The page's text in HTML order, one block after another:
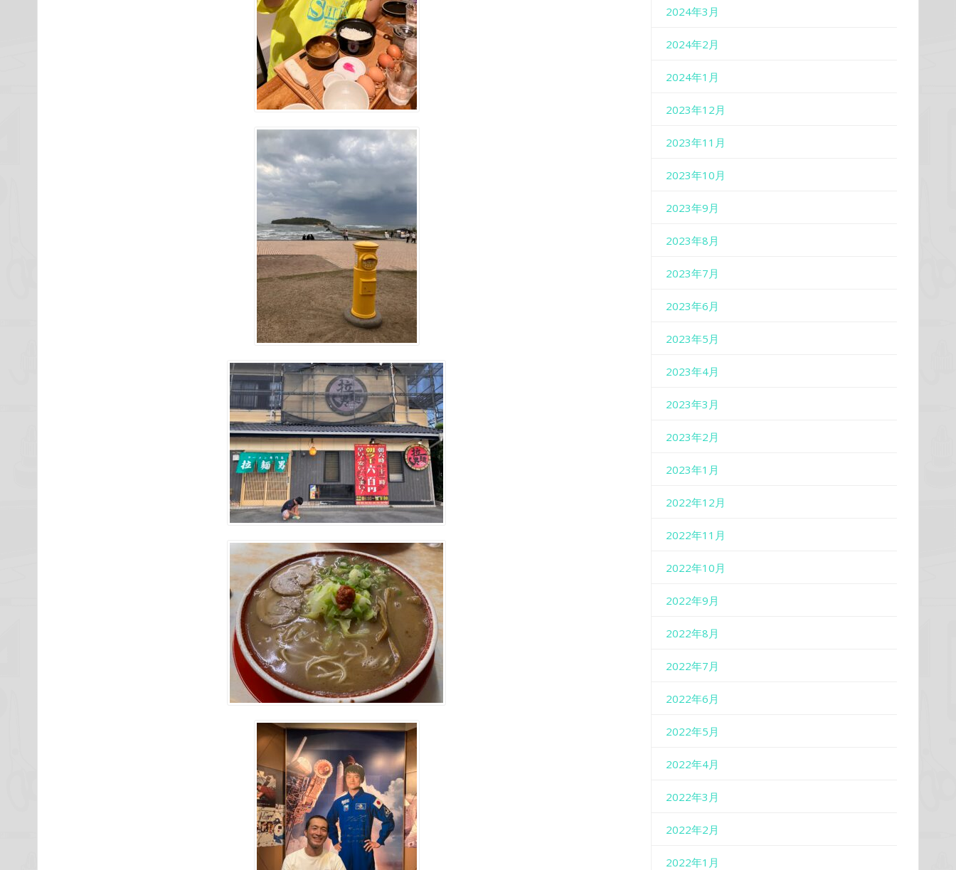
2024年3月
2024年2月
2024年1月
2023年12月
2023年11月
2023年10月
2023年9月
2023年8月
2023年7月
2023年6月
2023年5月
2023年4月
2023年3月
2023年2月
2023年1月
2022年12月
2022年11月
2022年10月
2022年9月
2022年8月
2022年7月
2022年6月
2022年5月
2022年4月
2022年3月
2022年2月
2022年1月